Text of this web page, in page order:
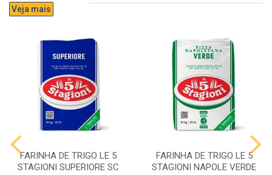
Veja mais
FARINHA DE TRIGO LE 5
STAGIONI SUPERIORE SC
FARINHA DE TRIGO LE 5
STAGIONI NAPOLE VERDE